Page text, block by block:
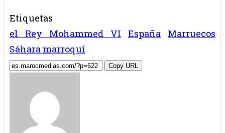
Etiquetas
el Rey Mohammed VI
España
Marruecos
Sáhara marroquí
Copy URL